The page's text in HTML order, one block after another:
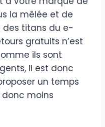
la mêlée et de
des titans du e-
gratuits n’est
ils sont
il est donc
un temps
moins